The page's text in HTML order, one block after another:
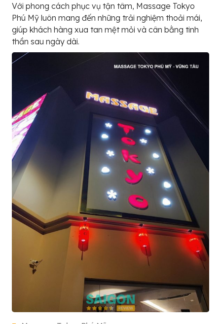
Với phong cách phục vụ tận tâm, Massage Tokyo
Phú Mỹ luôn mang đến những trải nghiệm thoải mái,
giúp khách hàng xua tan mệt mỏi và cân bằng tinh
thần sau ngày dài.